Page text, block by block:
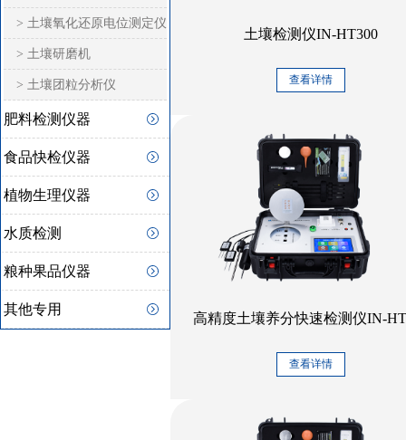
> 土壤氧化还原电位测定仪
> 土壤研磨机
> 土壤团粒分析仪
肥料检测仪器
食品快检仪器
植物生理仪器
水质检测
粮种果品仪器
其他专用
土壤检测仪IN-HT300
查看详情
高精度土壤养分快速检测仪IN-
查看详情